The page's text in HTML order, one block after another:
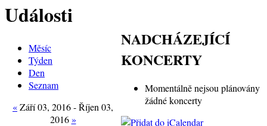
Události
Měsíc
Týden
Den
Seznam
«Září 03, 2016 - Říjen 03,
2016»
NADCHÁZEJÍCÍ
KONCERTY
Momentálně nejsou plánovány
žádné koncerty